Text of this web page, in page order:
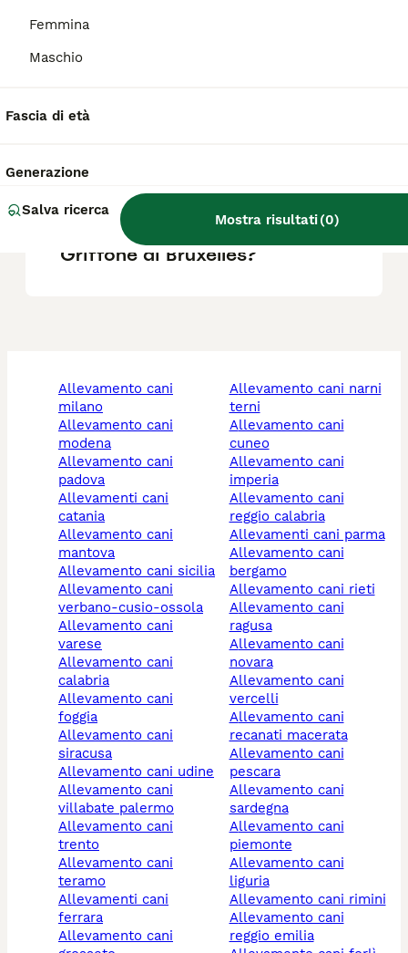
Femmina
Maschio
Fascia di età
Generazione
Salva ricerca
Mostra risultati(0)
Qual è la taglia del Griffon
Bleu de Gascogne?
Bleu de Gascogne?
Quali sono i difetti del
Griffone di Bruxelles?
allevamento cani
milano
allevamento cani
modena
allevamento cani
padova
allevamenti cani
catania
allevamento cani
mantova
allevamento cani sicilia
allevamento cani
verbano-cusio-ossola
allevamento cani
varese
allevamento cani
calabria
allevamento cani
foggia
allevamento cani
siracusa
allevamento cani udine
allevamento cani
villabate palermo
allevamento cani
trento
allevamento cani
teramo
allevamenti cani
ferrara
allevamento cani
allevamento cani narni
terni
allevamento cani
cuneo
allevamento cani
imperia
allevamento cani
reggio calabria
allevamenti cani parma
allevamento cani
bergamo
allevamento cani rieti
allevamento cani
ragusa
allevamento cani
novara
allevamento cani
vercelli
allevamento cani
recanati macerata
allevamento cani
pescara
allevamento cani
sardegna
allevamento cani
piemonte
allevamento cani
liguria
allevamento cani rimini
allevamento cani
reggio emilia